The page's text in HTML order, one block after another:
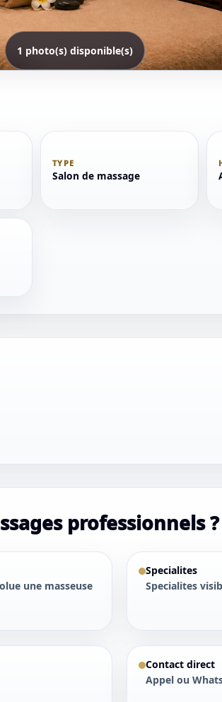
1 photo(s) disponible(s)
TYPE
Salon de massage
professionnels ?
une masseuse
Specialites
Specialites
Contact direct
Appel ou